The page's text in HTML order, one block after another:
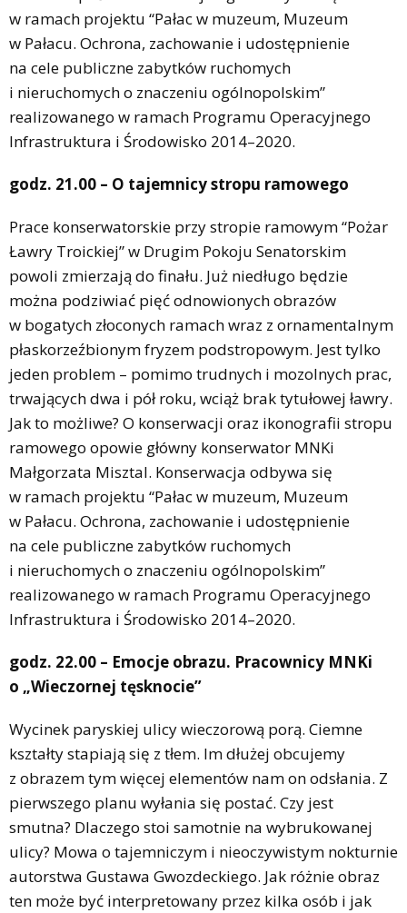
w ramach projektu “Pałac w muzeum, Muzeum
w Pałacu. Ochrona, zachowanie i udostępnienie
na cele publiczne zabytków ruchomych
i nieruchomych o znaczeniu ogólnopolskim”
realizowanego w ramach Programu Operacyjnego
Infrastruktura i Środowisko 2014–2020.
godz. 21.00 – O tajemnicy stropu ramowego
Prace konserwatorskie przy stropie ramowym “Pożar
Ławry Troickiej” w Drugim Pokoju Senatorskim
powoli zmierzają do finału. Już niedługo będzie
można podziwiać pięć odnowionych obrazów
w bogatych złoconych ramach wraz z ornamentalnym
płaskorzeźbionym fryzem podstropowym. Jest tylko
jeden problem – pomimo trudnych i mozolnych prac,
trwających dwa i pół roku, wciąż brak tytułowej ławry.
Jak to możliwe? O konserwacji oraz ikonografii stropu
ramowego opowie główny konserwator MNKi
Małgorzata Misztal. Konserwacja odbywa się
w ramach projektu “Pałac w muzeum, Muzeum
w Pałacu. Ochrona, zachowanie i udostępnienie
na cele publiczne zabytków ruchomych
i nieruchomych o znaczeniu ogólnopolskim”
realizowanego w ramach Programu Operacyjnego
Infrastruktura i Środowisko 2014–2020.
godz. 22.00 – Emocje obrazu. Pracownicy MNKi
o „Wieczornej tęsknocie”
Wycinek paryskiej ulicy wieczorową porą. Ciemne
kształty stapiają się z tłem. Im dłużej obcujemy
z obrazem tym więcej elementów nam on odsłania. Z
pierwszego planu wyłania się postać. Czy jest
smutna? Dlaczego stoi samotnie na wybrukowanej
ulicy? Mowa o tajemniczym i nieoczywistym nokturnie
autorstwa Gustawa Gwozdeckiego. Jak różnie obraz
ten może być interpretowany przez kilka osób i jak